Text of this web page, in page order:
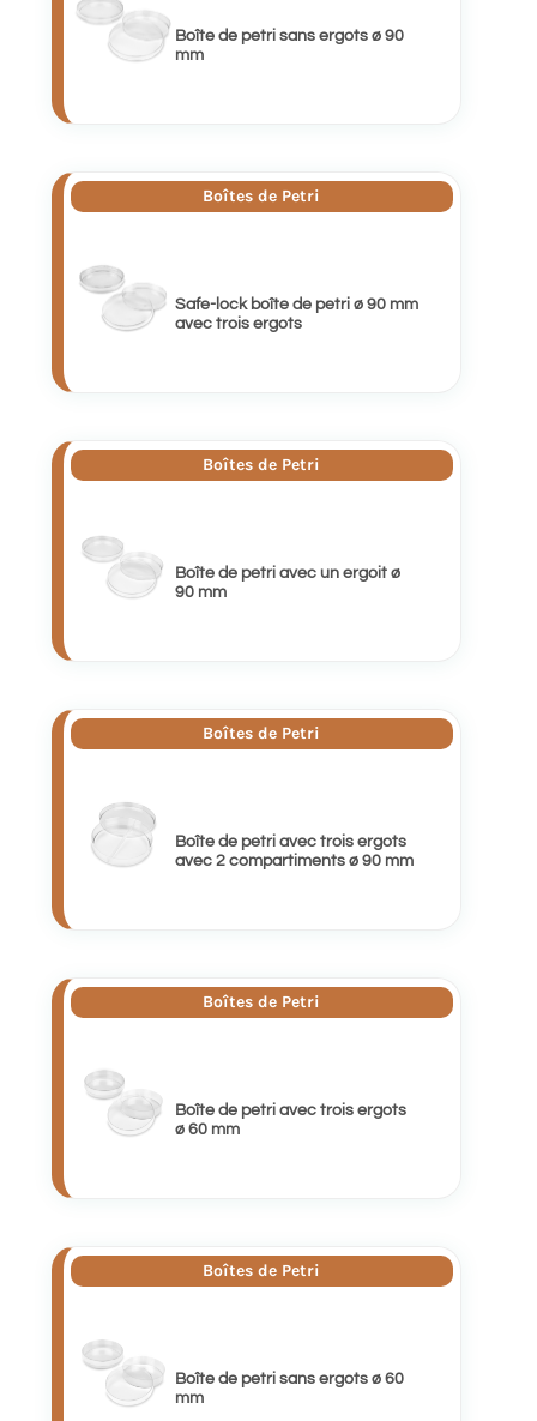
Boîte de petri sans ergots ø 90
mm
Boîtes de Petri
Safe-lock boîte de petri ø 90 mm
avec trois ergots
Boîtes de Petri
Boîte de petri avec un ergoit ø
90 mm
Boîtes de Petri
Boîte de petri avec trois ergots
avec 2 compartiments ø 90 mm
Boîtes de Petri
Boîte de petri avec trois ergots
ø 60 mm
Boîtes de Petri
Boîte de petri sans ergots ø 60
mm